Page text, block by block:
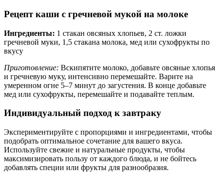
Рецепт каши с гречневой мукой на молоке
Ингредиенты: 1 стакан овсяных хлопьев, 2 ст. ложки
гречневой муки, 1,5 стакана молока, мед или сухофрукты по
вкусу
Приготовление: Вскипятите молоко, добавьте овсяные хлопья
и гречневую муку, интенсивно перемешайте. Варите на
умеренном огне 5–7 минут до загустения. В конце добавьте
мед или сухофрукты, перемешайте и подавайте теплым.
Индивидуальный подход к завтраку
Экспериментируйте с пропорциями и ингредиентами, чтобы
подобрать оптимальное сочетание для вашего вкуса.
Используйте свежие и натуральные продукты, чтобы
максимизировать пользу от каждого блюда, и не бойтесь
добавлять специи или фрукты для разнообразия.